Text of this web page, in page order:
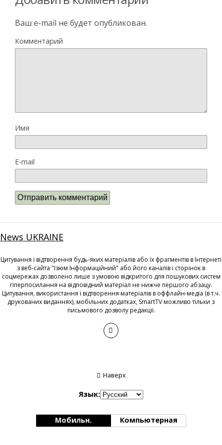
Ваш e-mail не будет опубликован.
Комментарий
Имя
E-mail
News UKRAINE
Цитування і відтворення будь-яких матеріалів або їх фрагментів в Інтернеті
з веб-сайта "Ізюм Інформаційний" або його каналів і сторінок в
соцмережах дозволено лише з умовою відкритого для пошукових систем
гіперпосилання на відповідний матеріал не нижче першого абзацу.
Цитування, використання і відтворення матеріалів в оффлайн-медіа (в т.ч.
друкованих виданнях), мобільних додатках, SmartTV можливо тільки з
письмового дозволу редакції.
Наверх
Язык:
Мобильн. Компьютерная